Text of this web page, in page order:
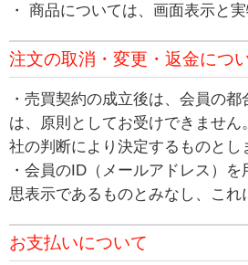
・ 商品については、画面表示と
注文の取消・変更・返金につ
・売買契約の成立後は、会員の
は、原則としてお受けできませ
社の判断により決定するものとし
・会員のID（メールアドレス）
思表示であるものとみなし、こ
お支払いについて